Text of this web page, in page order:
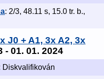
: 2/3, 48.11 s, 15.0 tr. b.,
J0 + A1, 3x A2, 3x
- 01. 01. 2024
Diskvalifikován